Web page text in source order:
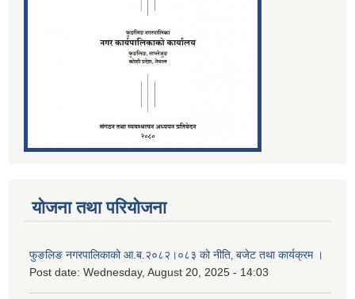
योजना तथा परियोजना
फुङलिङ नगरपालिकाको आ.ब.२०८२।०८३ को नीति‚ बजेट तथा कार्यक्रम ।
Post date: Wednesday, August 20, 2025 - 14:03